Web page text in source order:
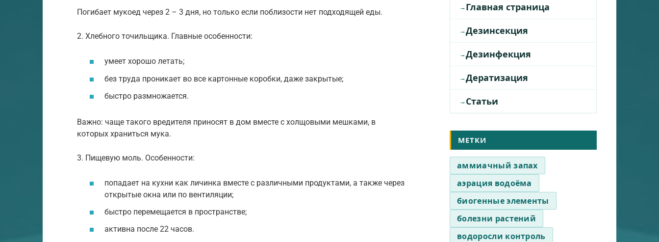
Погибает мукоед через 2 – 3 дня, но только если поблизости нет подходящей еды.
2. Хлебного точильщика. Главные особенности:
умеет хорошо летать;
без труда проникает во все картонные коробки, даже закрытые;
быстро размножается.
Важно: чаще такого вредителя приносят в дом вместе с холщовыми мешками, в
которых храниться мука.
3. Пищевую моль. Особенности:
попадает на кухни как личинка вместе с различными продуктами, а также через
открытые окна или по вентиляции;
быстро перемещается в пространстве;
активна после 22 часов.
Главная страница
Дезинсекция
Дезинфекция
Дератизация
Статьи
МЕТКИ
аммиачный запах
аэрация водоёма
биогенные элементы
болезни растений
водоросли контроль